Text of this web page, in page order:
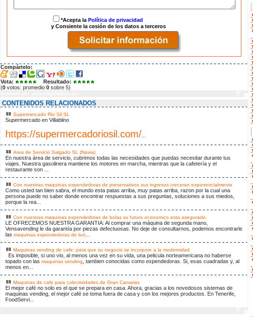
*Acepta la Política de privacidad
y Consiente la cesión de los datos a terceros
Compártelo:
Vota:
Resultado:
(0votos: promedio 0sobre 5)
CONTENIDOS RELACIONADOS
Supermercado Rio Sil SL
Supermercado en Villablino
https://supermercadoriosil.com/
Area de Servicio Salgado SL (Navia)
En nuestra área de servicio, cubrimos todas las necesidades que puedas necesitar durante tus
viajes. Nuestra gasolinera mantiene los motores en marcha, mientras que la cafetería y el
restaurante son ...
Con nuestras maquinas expendedoras de preservativos sus ingresos creceran exponencialmente
Como usted tan bien sabra, el mundo esta patas arriba, muy patas arriba, razon por la cual una
persona puede no saber donde encontrar respuestas a sus preguntas, soluciones a sus miedos,
porque la rea...
Con nuestras maquinas expendedoras de bolas su futuro economico esta asegurado
LE OFRECEMOS NUESTRA GARANTIA: Al comprar una máquina de segunda mano,
Vensavending le da garantía por piezas defectuosas. No deje de consultarnos, podemos encontrarle
las maquinas expendedoras de bol...
Maquinas vending de cafe: para que su negocio se incorpore a la modernidad
Es imposible, si uno vio, al menos una vez en su vida, una pelicula norteamericana no haberse
topado con las maquinas vending , tambien conocidas como expendedoras. Si, esas cuadradas y, al
menos en...
Maquinas de cafe para colectividades de Gran Canarias
El mejor café no solo es el que se prepara en casa. Ahora, gracias a los novedosos sistemas de
maquinas vending, el mejor café se toma fuera de casa y con los mejores productos. En Tenerife,
FoodServi...